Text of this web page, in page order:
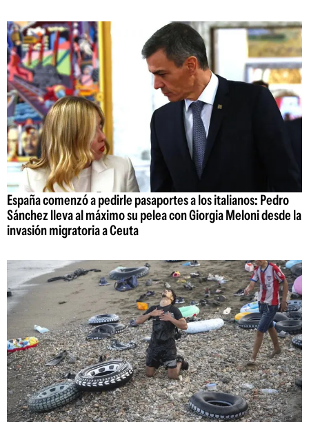
España comenzó a pedirle pasaportes a los italianos: Pedro
Sánchez lleva al máximo su pelea con Giorgia Meloni desde la
invasión migratoria a Ceuta